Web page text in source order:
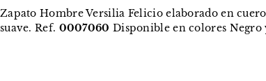
Zapato Hombre Versilia Felicio elaborado en
suave. Ref. 0007060 Disponible en colores Negro